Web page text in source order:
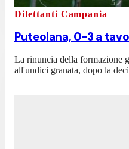
Dilettanti Campania
Puteolana, 0-3 a
La rinuncia della formazione
all'undici granata, dopo la